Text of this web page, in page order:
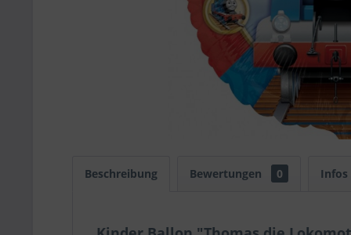
Beschreibung Bewertungen 0 Infos